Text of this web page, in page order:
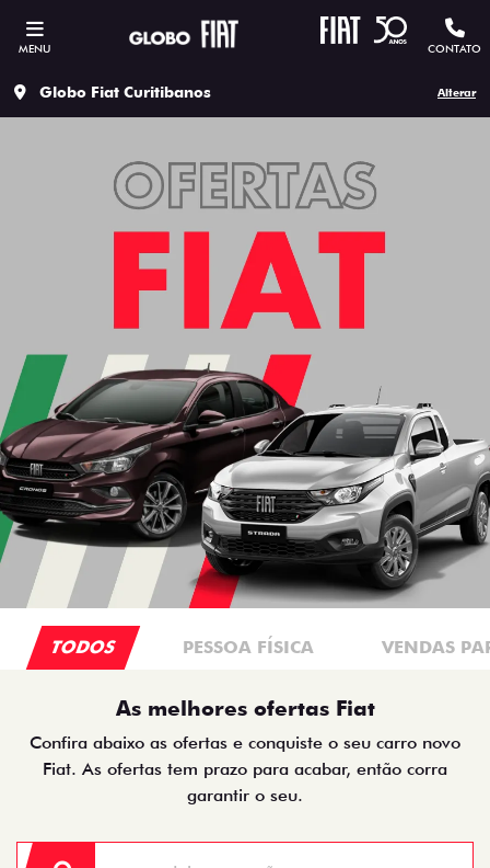
MENU CONTATO
Globo Fiat Curitibanos Alterar
TODOS PESSOA FÍSICA VENDAS
As melhores ofertas Fiat
Confira abaixo as ofertas e conquiste o seu carro novo
Fiat. As ofertas tem prazo para acabar, então corra
garantir o seu.